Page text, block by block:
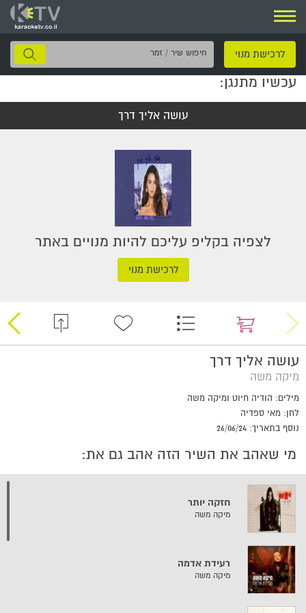
ניווט
לרכישת מנוי
חיפוש
שיר
עכשיו מתנגן:
עושה אליך דרך
לצפיה בקליפ עליכם להיות מנויים באתר
לרכישת מנוי
עושה אליך דרך
מיקה משה
מילים: הודיה חיוט ומיקה משה
לחן: מאי ספדיה
נוסף בתאריך: 26/06/24
מי שאהב את השיר הזה אהב גם את:
חזקה יותר
מיקה משה
רעידת אדמה
מיקה משה